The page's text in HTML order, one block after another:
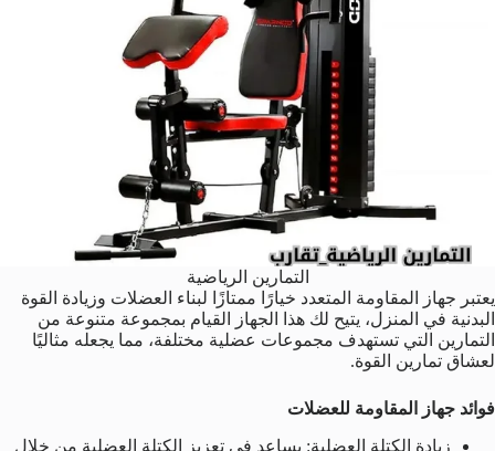
التمارين الرياضية
يعتبر جهاز المقاومة المتعدد خيارًا ممتازًا لبناء العضلات وزيادة القوة
البدنية في المنزل، يتيح لك هذا الجهاز القيام بمجموعة متنوعة من
التمارين التي تستهدف مجموعات عضلية مختلفة، مما يجعله مثاليًا
لعشاق تمارين القوة.
فوائد جهاز المقاومة للعضلات
زيادة الكتلة العضلية: يساعد في تعزيز الكتلة العضلية من خلال